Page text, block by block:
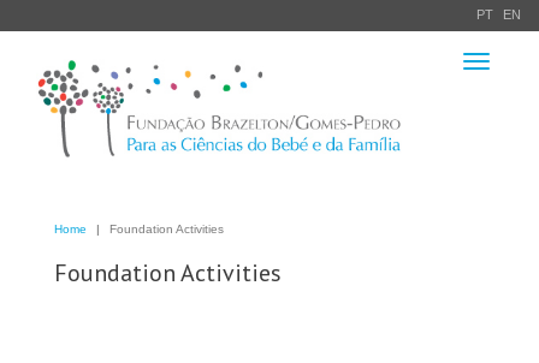
PT EN
Toggle
Home Foundation Activities
Foundation Activities